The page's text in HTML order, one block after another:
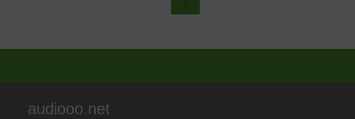
audiooo.net